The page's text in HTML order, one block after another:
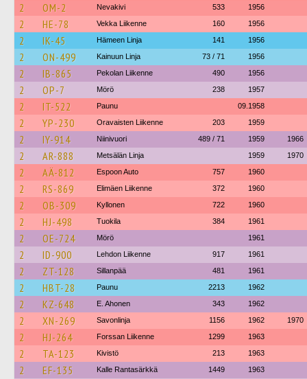
2 OM-2 Nevakivi 533 1956
2 HE-78 Vekka Liikenne 160 1956
2 IK-45 Hämeen Linja 141 1956
2 ON-499 Kainuun Linja 73 / 71 1956
2 IB-865 Pekolan Liikenne 490 1956
2 OP-7 Mörö 238 1957
2 IT-522 Paunu 09.1958
2 YP-230 Oravaisten Liikenne 203 1959
2 IY-914 Niinivuori 489 / 71 1959 1966
2 AR-888 Metsälän Linja 1959 1970
2 AÄ-812 Espoon Auto 757 1960
2 RS-869 Elimäen Liikenne 372 1960
2 OB-309 Kyllonen 722 1960
2 HJ-498 Tuokila 384 1961
2 OE-724 Mörö 1961
2 ID-900 Lehdon Liikenne 917 1961
2 ZT-128 Sillanpää 481 1961
2 HBT-28 Paunu 2213 1962
2 KZ-648 E. Ahonen 343 1962
2 XN-269 Savonlinja 1156 1962 1970
2 HJ-264 Forssan Liikenne 1299 1963
2 TA-123 Kivistö 213 1963
2 EF-135 Kalle Rantasärkkä 1449 1963